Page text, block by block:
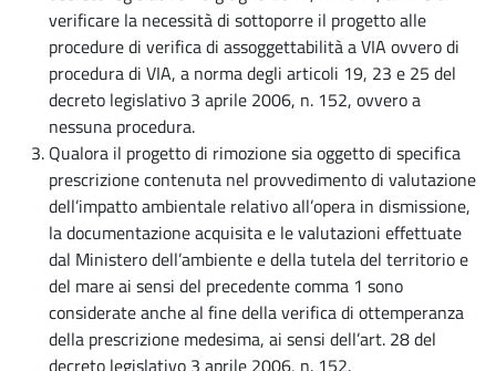
verificare la necessità di sottoporre il progetto alle
procedure di verifica di assoggettabilità a VIA ovvero di
procedura di VIA, a norma degli articoli 19, 23 e 25 del
decreto legislativo 3 aprile 2006, n. 152, ovvero a
nessuna procedura.
Qualora il progetto di rimozione sia oggetto di specifica
prescrizione contenuta nel provvedimento di valutazione
dell’impatto ambientale relativo all’opera in dismissione,
la documentazione acquisita e le valutazioni effettuate
dal Ministero dell’ambiente e della tutela del territorio e
del mare ai sensi del precedente comma 1 sono
considerate anche al fine della verifica di ottemperanza
della prescrizione medesima, ai sensi dell’art. 28 del
decreto legislativo 3 aprile 2006, n. 152.